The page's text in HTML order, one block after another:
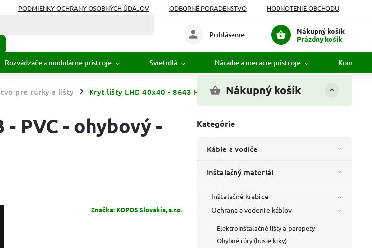
PODMIENKY OCHRANY OSOBNÝCH ÚDAJOV ODBORNÉ PORADENSTVO
HODNOTENIE OBCHODU
Nákupný košík
Prázdny košík
Prihlásenie
Rozvádzače a modulárne prístroje Svietidlá Náradie a meracie prístroje
pre rúrky a lišty / Kryt lišty LHD 40x40 - 8643 HB - PVC - ohybový - biely
Nákupný košík
Kategórie
Káble a vodiče
Inštalačný materiál
Inštalačné krabice
Ochrana a vedenie káblov
Elektroinštalačné lišty a parapety
Ohybné rúry (husie krky)
PVC - ohybový -
Značka: KOPOS Slovakia, s.r.o.